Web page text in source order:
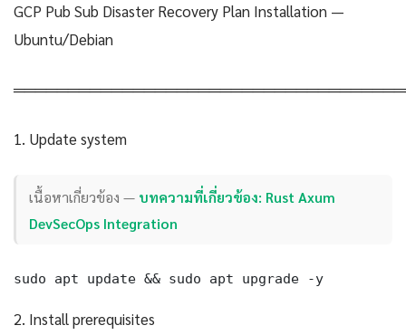
GCP Pub Sub Disaster Recovery Plan Installation —
Ubuntu/Debian
1. Update system
เนื้อหาเกี่ยวข้อง — บทความที่เกี่ยวข้อง: Rust Axum
DevSecOps Integration
sudo apt update && sudo apt upgrade -y
2. Install prerequisites